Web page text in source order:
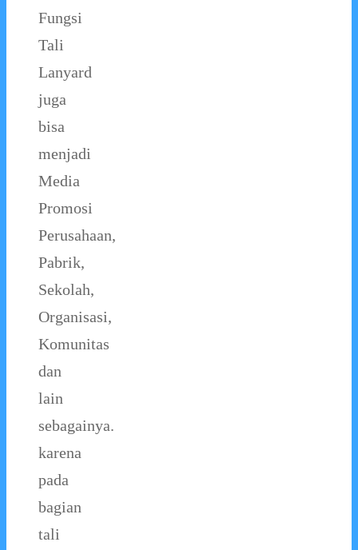
Fungsi
Tali
Lanyard
juga
bisa
menjadi
Media
Promosi
Perusahaan,
Pabrik,
Sekolah,
Organisasi,
Komunitas
dan
lain
sebagainya.
karena
pada
bagian
tali